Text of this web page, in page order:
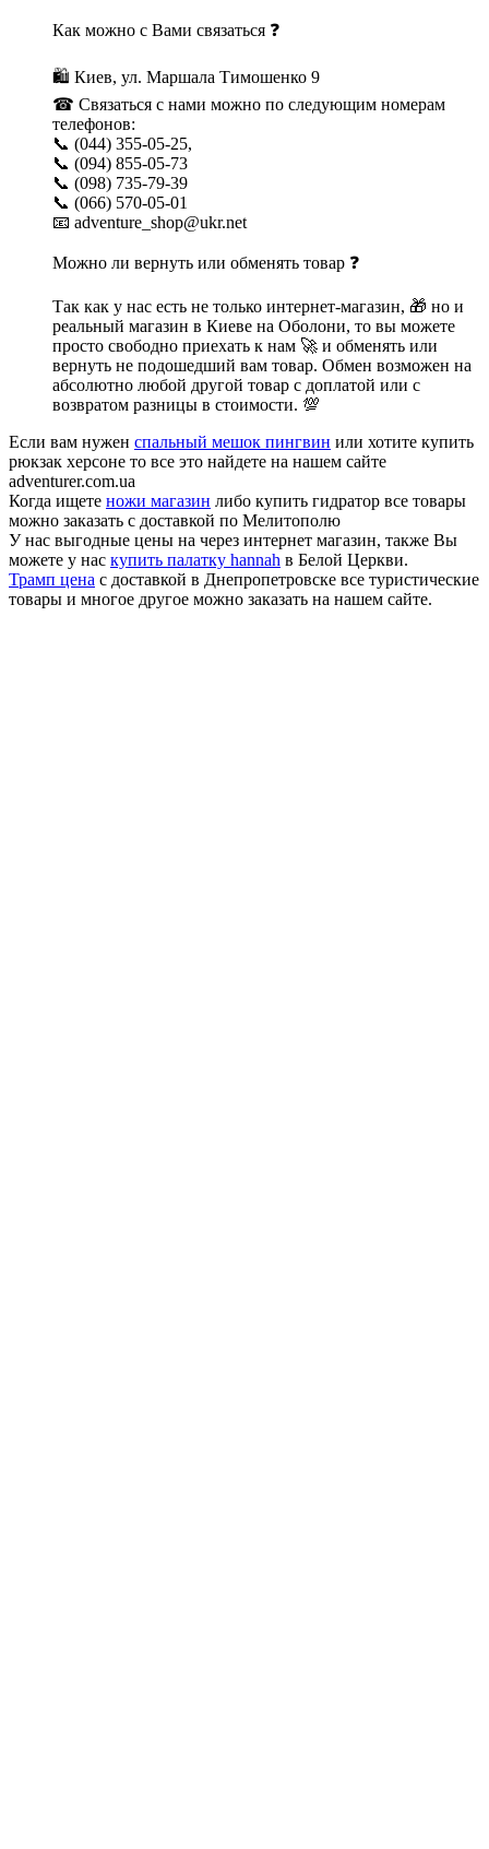
Как можно с Вами связаться ❓
🛍 Киев, ул. Маршала Тимошенко 9
☎ Связаться с нами можно по следующим номерам
телефонов:
📞 (044) 355-05-25,
📞 (094) 855-05-73
📞 (098) 735-79-39
📞 (066) 570-05-01
📧 adventure_shop@ukr.net
Можно ли вернуть или обменять товар ❓
Так как у нас есть не только интернет-магазин, 🎁 но и
реальный магазин в Киеве на Оболони, то вы можете
просто свободно приехать к нам 🚀 и обменять или
вернуть не подошедший вам товар. Обмен возможен на
абсолютно любой другой товар с доплатой или с
возвратом разницы в стоимости. 💯
Если вам нужен спальный мешок пингвин или хотите купить
рюкзак херсоне то все это найдете на нашем сайте
adventurer.com.ua
Когда ищете ножи магазин либо купить гидратор все товары
можно заказать с доставкой по Мелитополю
У нас выгодные цены на через интернет магазин, также Вы
можете у нас купить палатку hannah в Белой Церкви.
Трамп цена с доставкой в Днепропетровске все туристические
товары и многое другое можно заказать на нашем сайте.